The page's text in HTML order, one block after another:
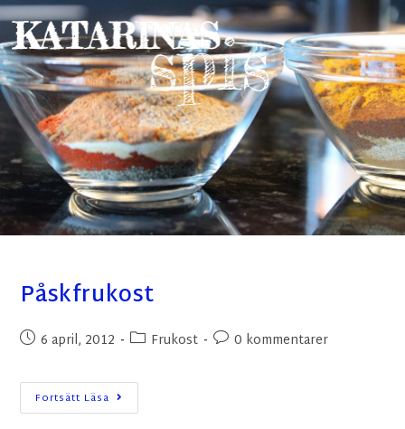
Påskfrukost
6 april, 2012 Frukost 0 kommentarer
Fortsätt Läsa